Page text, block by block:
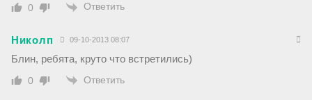
0 Ответить
Николп 09-10-2013 08:07
Блин, ребята, круто что встретились)
0 Ответить